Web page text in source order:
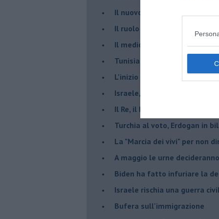
​Il nuovo corso dell’era di
Il ruolo delle diplomazie nei
Il medioriente di Silvio
Tunisia rischiosa e strategica
L'inizio del “secolo della
Israele, deciderà il borsone
Il Re, il Primo Ministro, il
Turchia al voto, Erdogan in
La "Marcia dei vivi" per non
A maggio le urne
Biden ha fatto infuriare la
Israele rischia una guerra
Bufera sull'immigrazione